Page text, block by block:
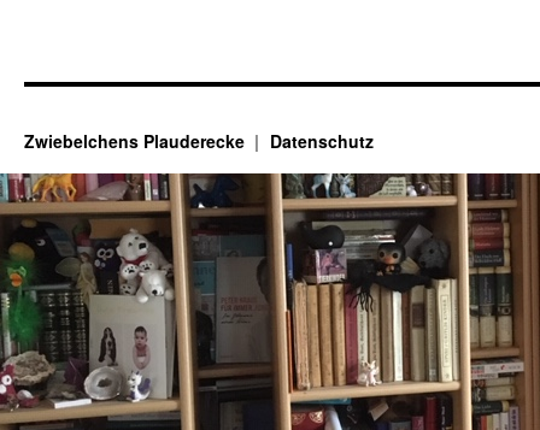
Zwiebelchens Plauderecke Datenschutz